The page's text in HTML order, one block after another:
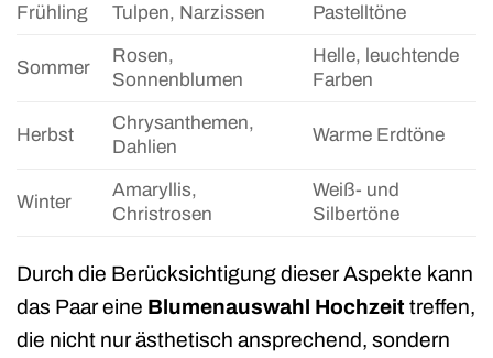
Frühling Tulpen, Narzissen Pastelltöne
Sommer
Rosen,
Sonnenblumen
Helle, leuchtende
Farben
Herbst
Chrysanthemen,
Dahlien
Warme Erdtöne
Winter
Amaryllis,
Christrosen
Weiß- und
Silbertöne
Durch die Berücksichtigung dieser Aspekte kann
das Paar eine Blumenauswahl Hochzeit treffen,
die nicht nur ästhetisch ansprechend, sondern